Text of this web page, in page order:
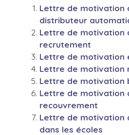
Lettre de motivation
distributeur
Lettre de motivation
recrutement
Lettre de motivation
Lettre de motivation
Lettre de motivation
Lettre de motivation
recouvrement
Lettre de motivation
dans les écoles